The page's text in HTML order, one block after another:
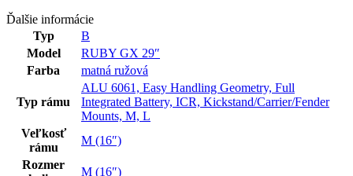
Ďalšie informácie
Typ
B
Model
RUBY GX 29″
Farba
matná ružová
Typ rámu
ALU 6061, Easy Handling Geometry, Full
Integrated Battery, ICR, Kickstand/Carrier/Fender
Mounts, M, L
Veľkosť
rámu
M (16″)
Rozmer
M (16″)